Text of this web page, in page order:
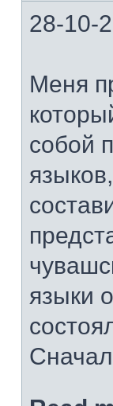
28-10-
Меня
собой
языки